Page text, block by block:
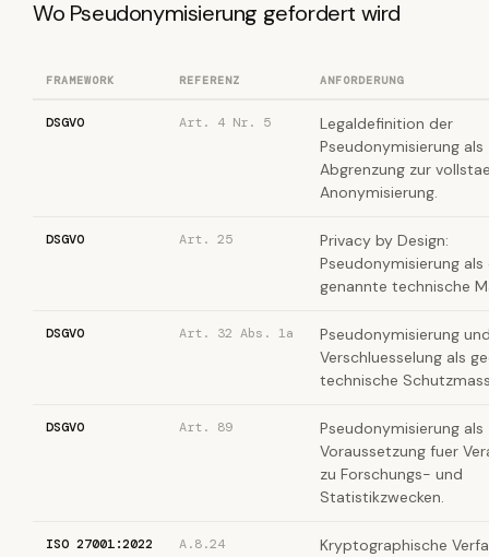
Wo Pseudonymisierung gefordert wird
FRAMEWORK REFERENZ ANFORDERUNG
DSGVO Art. 4 Nr. 5
Legaldefinition der
Pseudonymisierung als
Abgrenzung zur
Anonymisierung.
DSGVO Art. 25
Privacy by Design:
Pseudonymisierung
genannte technische
DSGVO Art. 32 Abs. 1a
Pseudonymisierung
Verschluesselung als
technische
DSGVO Art. 89
Pseudonymisierung als
Voraussetzung fuer
zu Forschungs- und
Statistikzwecken.
ISO 27001:2022 A.8.24
Kryptographische